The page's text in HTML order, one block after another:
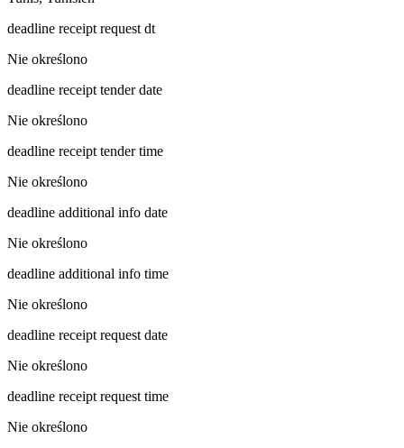
deadline receipt request dt
Nie określono
deadline receipt tender date
Nie określono
deadline receipt tender time
Nie określono
deadline additional info date
Nie określono
deadline additional info time
Nie określono
deadline receipt request date
Nie określono
deadline receipt request time
Nie określono